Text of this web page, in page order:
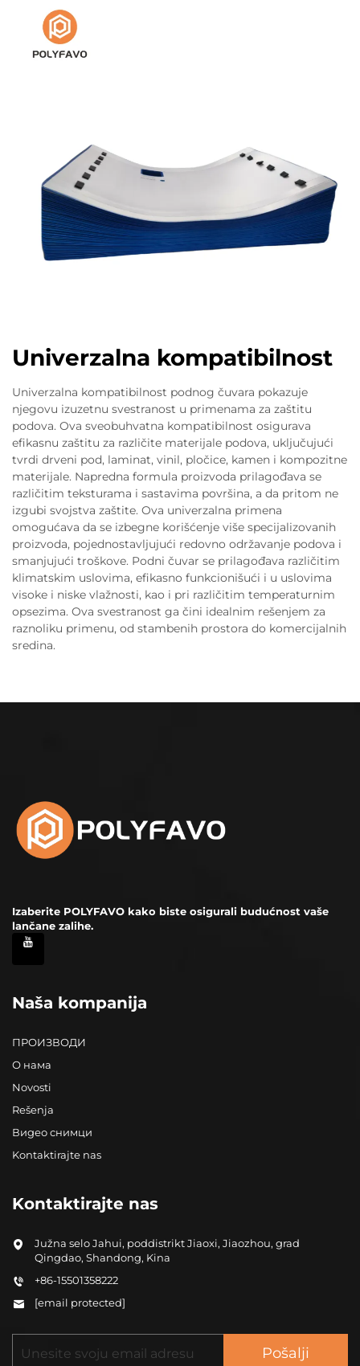
Univerzalna kompatibilnost
Univerzalna kompatibilnost podnog čuvara pokazuje
njegovu izuzetnu svestranost u primenama za zaštitu
podova. Ova sveobuhvatna kompatibilnost osigurava
efikasnu zaštitu za različite materijale podova, uključujući
tvrdi drveni pod, laminat, vinil, pločice, kamen i kompozitne
materijale. Napredna formula proizvoda prilagođava se
različitim teksturama i sastavima površina, a da pritom ne
izgubi svojstva zaštite. Ova univerzalna primena
omogućava da se izbegne korišćenje više specijalizovanih
proizvoda, pojednostavljujući redovno održavanje podova i
smanjujući troškove. Podni čuvar se prilagođava različitim
klimatskim uslovima, efikasno funkcionišući i u uslovima
visoke i niske vlažnosti, kao i pri različitim temperaturnim
opsezima. Ova svestranost ga čini idealnim rešenjem za
raznoliku primenu, od stambenih prostora do komercijalnih
sredina.
Izaberite POLYFAVO kako biste osigurali budućnost vaše
lančane zalihe.
Naša kompanija
ПРОИЗВОДИ
О нама
Novosti
Rešenja
Видео снимци
Kontaktirajte nas
Kontaktirajte nas
Južna selo Jahui, poddistrikt Jiaoxi, Jiaozhou, grad
Qingdao, Shandong, Kina
+86-15501358222
[email protected]
Pošalji